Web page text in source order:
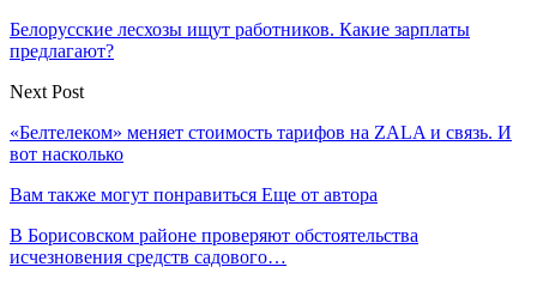
Белорусские лесхозы ищут работников. Какие зарплаты
предлагают?
Next Post
«Белтелеком» меняет стоимость тарифов на ZALA и связь. И
вот насколько
Вам также могут понравиться Еще от автора
В Борисовском районе проверяют обстоятельства
исчезновения средств садового…